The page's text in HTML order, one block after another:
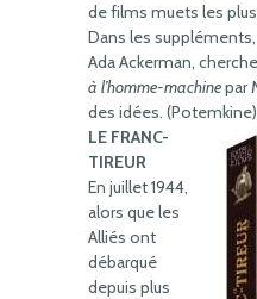
de films muets les
Dans les suppléments,
Ada Ackerman,
à l’homme-machinepar
des idées. (Potemkine)
LE FRANC-
TIREUR
En juillet 1944,
alors que les
Alliés ont
débarqué
depuis plus